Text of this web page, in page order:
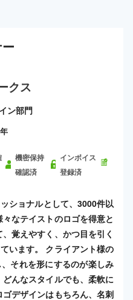
クス
ン部門
機密保持
確認済
インボイス
登録済
ショナルとして、3000件以
なテイストのロゴを得意と
覚えやすく、かつ目を引く
います。 クライアント様の
それを形にするのが楽しみ
んなスタイルでも、柔軟に
デザインはもちろん、名刺